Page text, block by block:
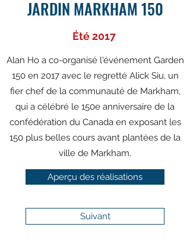
JARDIN MARKHAM 150
Été 2017
Alan Ho a co-organisé l'événement Garden
150 en 2017 avec le regretté Alick Siu, un
fier chef de la communauté de Markham,
qui a célébré le 150e anniversaire de la
confédération du Canada en exposant les
150 plus belles cours avant plantées de la
ville de Markham.
Aperçu des réalisations
Suivant